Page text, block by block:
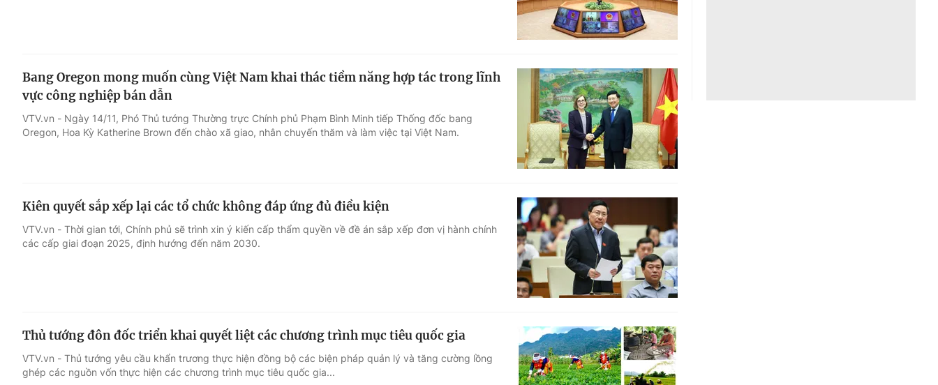
Tư vấn
Bang Oregon mong muốn cùng Việt Nam khai thác tiềm năng hợp tác trong lĩnh
vực công nghiệp bán dẫn
VTV.vn - Ngày 14/11, Phó Thủ tướng Thường trực Chính phủ Phạm Bình Minh tiếp Thống đốc bang
Oregon, Hoa Kỳ Katherine Brown đến chào xã giao, nhân chuyến thăm và làm việc tại Việt Nam.
Kiên quyết sắp xếp lại các tổ chức không đáp ứng đủ điều kiện
VTV.vn - Thời gian tới, Chính phủ sẽ trình xin ý kiến cấp thẩm quyền về đề án sắp xếp đơn vị hành chính
các cấp giai đoạn 2025, định hướng đến năm 2030.
Thủ tướng đôn đốc triển khai quyết liệt các chương trình mục tiêu quốc gia
VTV.vn - Thủ tướng yêu cầu khẩn trương thực hiện đồng bộ các biện pháp quản lý và tăng cường lồng
ghép các nguồn vốn thực hiện các chương trình mục tiêu quốc gia...